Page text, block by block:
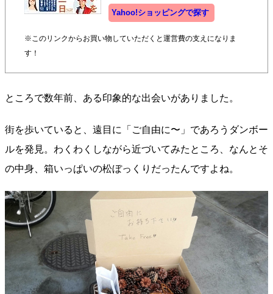
Yahoo!ショッピングで探す
※このリンクからお買い物していただくと運営費の支えになりま
す！
ところで数年前、ある印象的な出会いがありました。
街を歩いていると、遠目に「ご自由に〜」であろうダンボー
ルを発見。わくわくしながら近づいてみたところ、なんとそ
の中身、箱いっぱいの松ぼっくりだったんですよね。